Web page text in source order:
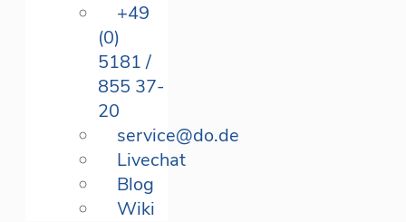
+49
(0)
5181 /
855 37-
20
service@do.de
Livechat
Blog
Wiki